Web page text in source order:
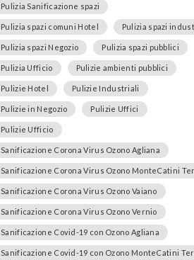
Pulizia Sanificazione spazi
Pulizia spazi comuni Hotel Pulizia spazi
Pulizia spazi Negozio Pulizia spazi pubblici
Pulizia Ufficio Pulizie ambienti pubblici
Pulizie Hotel Pulizie Industriali
Pulizie in Negozio Pulizie Uffici
Pulizie Ufficio
Sanificazione Corona Virus Ozono Agliana
Sanificazione Corona Virus Ozono MonteCatini
Sanificazione Corona Virus Ozono Vaiano
Sanificazione Corona Virus Ozono Vernio
Sanificazione Covid-19 con Ozono Agliana
Sanificazione Covid-19 con Ozono MonteCatini